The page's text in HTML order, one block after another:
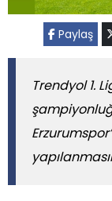
Paylaş
Trendyol 1.